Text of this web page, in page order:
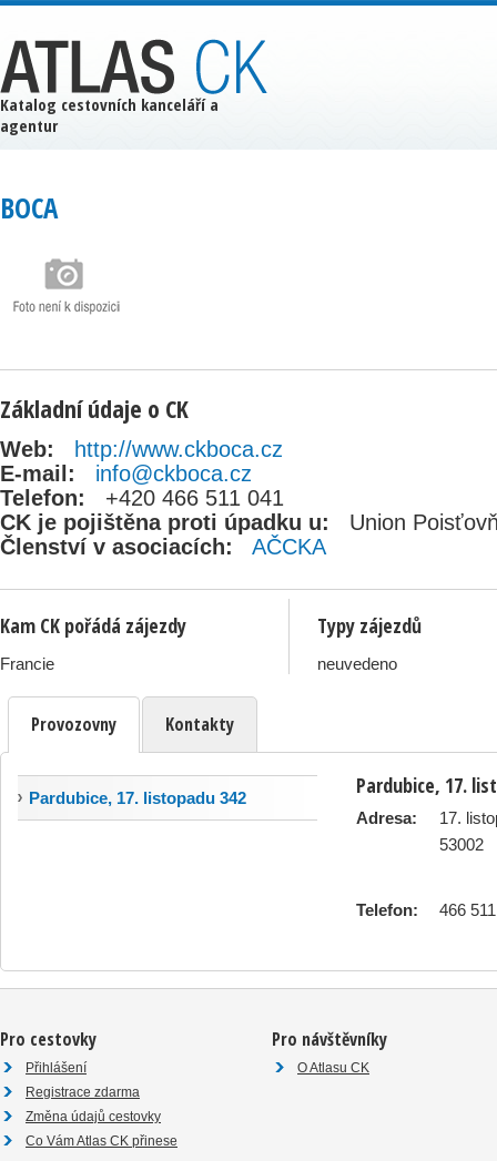
BOCA
Základní údaje o CK
Web:
http://www.ckboca.cz
E-mail:
info@ckboca.cz
Telefon:
+420 466 511 041
CK je pojištěna proti úpadku u:
Union
Členství v asociacích:
AČCKA
Kam CK pořádá zájezdy
Francie
Typy zájezdů
neuvedeno
Provozovny Kontakty
Pardubice, 17. listopadu 342 Pardubice, 17.
Adresa:
17.
53002
Telefon: 466
Pro cestovky
Přihlášení
Registrace zdarma
Změna údajů cestovky
Co Vám Atlas CK přinese
Pro návštěvníky
O Atlasu CK
Katalog cestovních kanceláří a
agentur